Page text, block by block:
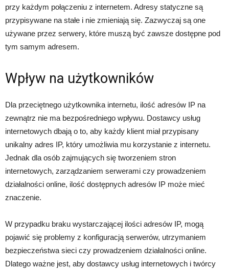
przy każdym połączeniu z internetem. Adresy statyczne są
przypisywane na stałe i nie zmieniają się. Zazwyczaj są one
używane przez serwery, które muszą być zawsze dostępne pod
tym samym adresem.
Wpływ na użytkowników
Dla przeciętnego użytkownika internetu, ilość adresów IP na
zewnątrz nie ma bezpośredniego wpływu. Dostawcy usług
internetowych dbają o to, aby każdy klient miał przypisany
unikalny adres IP, który umożliwia mu korzystanie z internetu.
Jednak dla osób zajmujących się tworzeniem stron
internetowych, zarządzaniem serwerami czy prowadzeniem
działalności online, ilość dostępnych adresów IP może mieć
znaczenie.
W przypadku braku wystarczającej ilości adresów IP, mogą
pojawić się problemy z konfiguracją serwerów, utrzymaniem
bezpieczeństwa sieci czy prowadzeniem działalności online.
Dlatego ważne jest, aby dostawcy usług internetowych i twórcy